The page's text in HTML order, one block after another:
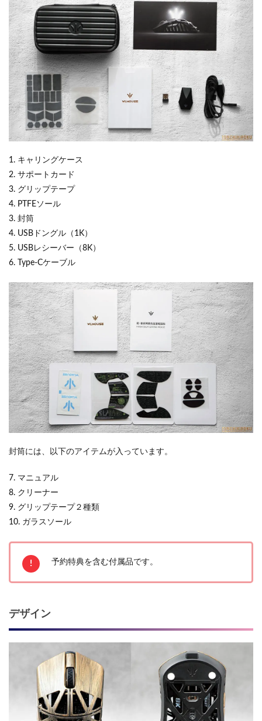
1. キャリングケース
2. サポートカード
3. グリップテープ
4. PTFEソール
3. 封筒
4. USBドングル（1K）
5. USBレシーバー（8K）
6. Type-Cケーブル
封筒には、以下のアイテムが入っています。
7. マニュアル
8. クリーナー
9. グリップテープ２種類
10. ガラスソール
予約特典を含む付属品です。
デザイン